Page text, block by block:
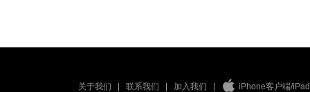
关于我们 联系我们 加入我们 iPhone客户端/